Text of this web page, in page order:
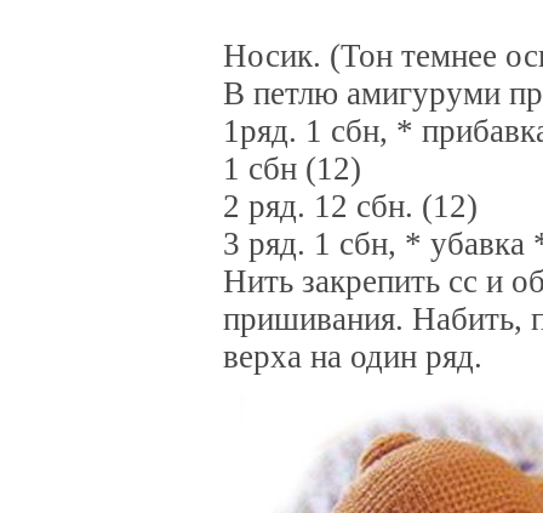
Носик. (Тон темнее
В петлю амигуруми
1ряд. 1 сбн, *
1 сбн (12)
2 ряд. 12 сбн. (12)
3 ряд. 1 сбн, * убавка
Нить закрепить сс и
пришивания. Набить,
верха на один ряд.